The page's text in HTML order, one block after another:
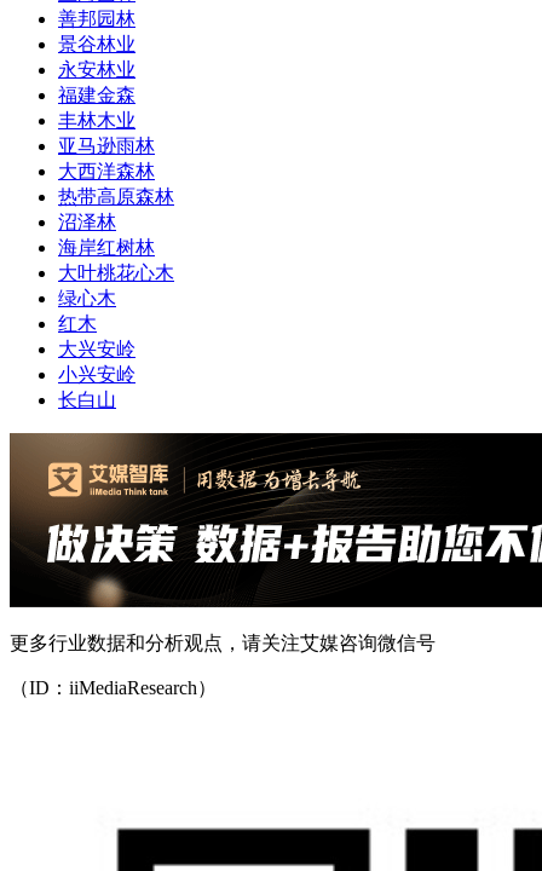
善邦园林
景谷林业
永安林业
福建金森
丰林木业
亚马逊雨林
大西洋森林
热带高原森林
沼泽林
海岸红树林
大叶桃花心木
绿心木
红木
大兴安岭
小兴安岭
长白山
更多行业数据和分析观点，请关注艾媒咨询微信号
（ID：iiMediaResearch）